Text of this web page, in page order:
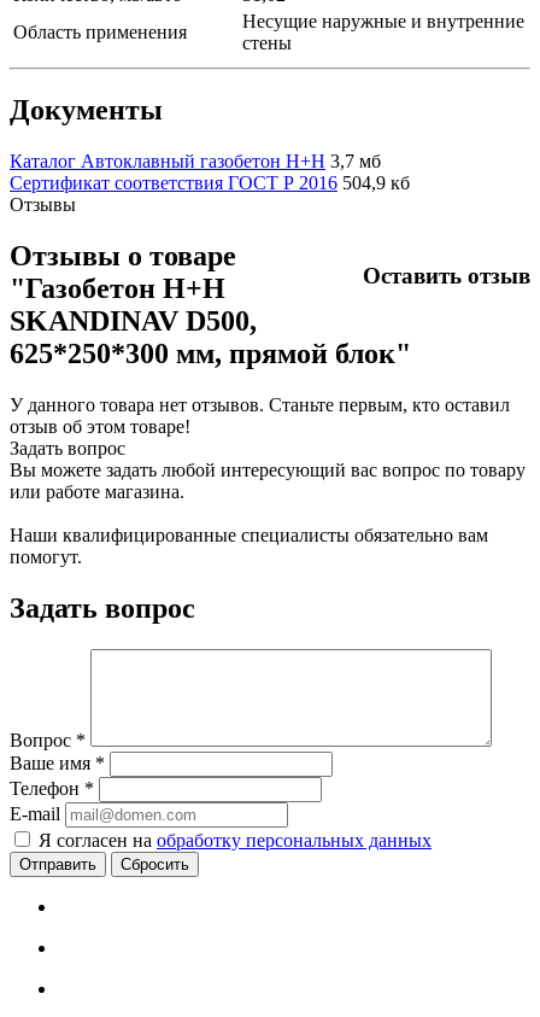
Область применения
Несущие наружные и внутренние
стены
Документы
Каталог Автоклавный газобетон H+H 3,7 мб
Сертификат соответствия ГОСТ Р 2016 504,9 кб
Отзывы
Оставить отзыв
Отзывы о товаре
"Газобетон H+H
SKANDINAV D500,
625*250*300 мм, прямой блок"
У данного товара нет отзывов. Станьте первым, кто оставил
отзыв об этом товаре!
Задать вопрос
Вы можете задать любой интересующий вас вопрос по товару
или работе магазина.
Наши квалифицированные специалисты обязательно вам
помогут.
Задать вопрос
Вопрос *
Ваше имя *
Телефон *
E-mail
Я согласен на обработку персональных данных
Сбросить